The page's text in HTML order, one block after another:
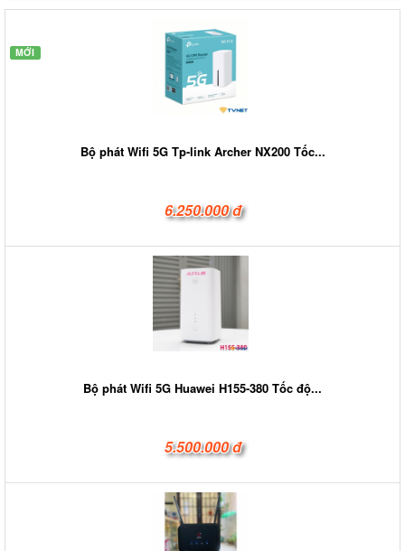
MỚI
Bộ phát Wifi 5G Tp-link Archer NX200 Tốc...
6.250.000 đ
Bộ phát Wifi 5G Huawei H155-380 Tốc độ...
5.500.000 đ